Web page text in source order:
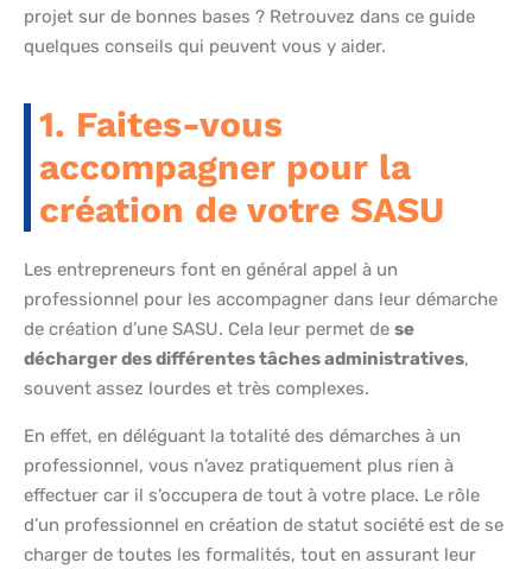
projet sur de bonnes bases ? Retrouvez dans ce guide
quelques conseils qui peuvent vous y aider.
1. Faites-vous
accompagner pour la
création de votre SASU
Les entrepreneurs font en général appel à un
professionnel pour les accompagner dans leur démarche
de création d’une SASU. Cela leur permet de se
décharger des différentes tâches administratives,
souvent assez lourdes et très complexes.
En effet, en déléguant la totalité des démarches à un
professionnel, vous n’avez pratiquement plus rien à
effectuer car il s’occupera de tout à votre place. Le rôle
d’un professionnel en création de statut société est de se
charger de toutes les formalités, tout en assurant leur